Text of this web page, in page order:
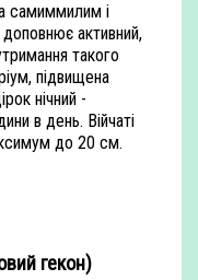
самиммилим і
доповнює активний,
такого
підвищена
нічний -
в день. Війчаті
до 20 см.
гекон)